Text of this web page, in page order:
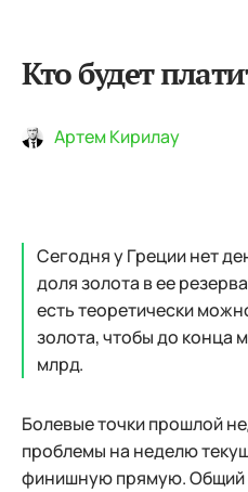
Кто будет
Артем Кирилау
Сегодня у Греции нет
доля золота в ее
есть теоретически
золота, чтобы до конца
млрд.
Болевые точки прошлой
проблемы на неделю
финишную прямую. Общий